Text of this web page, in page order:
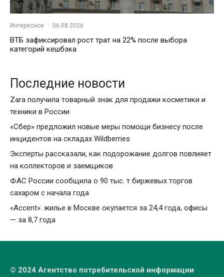
Интересное · 06.08.2026
ВТБ зафиксировал рост трат на 22% после выбора
категорий кешбэка
Последние новости
Zara получила товарный знак для продажи косметики и
техники в России
«Сбер» предложил новые меры помощи бизнесу после
инцидентов на складах Wildberries
Эксперты рассказали, как подорожание долгов повлияет
на коллекторов и заемщиков
ФАС России сообщила о 90 тыс. т биржевых торгов
сахаром с начала года
«Accent»: жилье в Москве окупается за 24,4 года, офисы
— за 8,7 года
© 2024 Агентство потребительской информации